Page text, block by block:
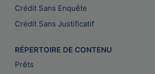
Crédit Sans Enquête
Crédit Sans Justificatif
RÉPERTOIRE DE CONTENU
Prêts